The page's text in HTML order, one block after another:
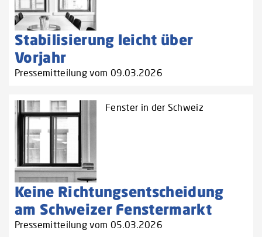
Stabilisierung leicht über
Vorjahr
Pressemitteilung vom 09.03.2026
Fenster in der Schweiz
Keine Richtungsentscheidung
am Schweizer Fenstermarkt
Pressemitteilung vom 05.03.2026